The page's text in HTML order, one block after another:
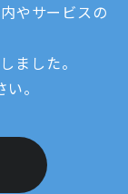
やサービスの
ました。
。